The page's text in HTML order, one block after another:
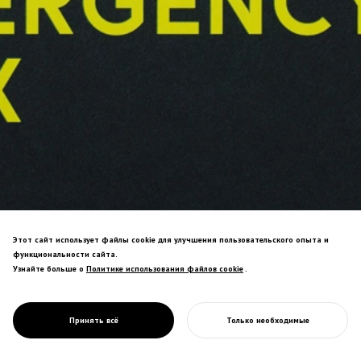
PROJECT
АВТОМОБИЛЬНЫЙ
НАБОР
катастрофах для спасительной
мобильности.
Этот сайт использует файлы cookie для улучшения пользовательского опыта и
функциональности сайта.
Узнайте больше о Политике использования файлов cookie
Политике использования файлов cookie.
Принять всё Только необходимые